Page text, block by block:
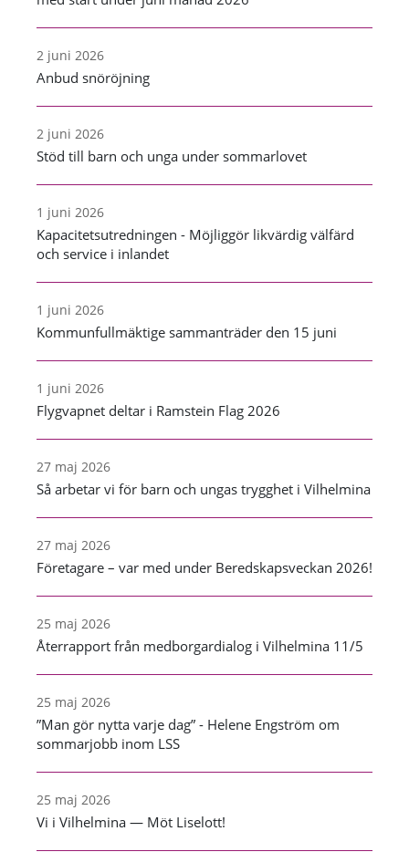
2 juni 2026
Anbud snöröjning
2 juni 2026
Stöd till barn och unga under sommarlovet
1 juni 2026
Kapacitetsutredningen - Möjliggör likvärdig välfärd
och service i inlandet
1 juni 2026
Kommunfullmäktige sammanträder den 15 juni
1 juni 2026
Flygvapnet deltar i Ramstein Flag 2026
27 maj 2026
Så arbetar vi för barn och ungas trygghet i Vilhelmina
27 maj 2026
Företagare – var med under Beredskapsveckan 2026!
25 maj 2026
Återrapport från medborgardialog i Vilhelmina 11/5
25 maj 2026
”Man gör nytta varje dag” - Helene Engström om
sommarjobb inom LSS
25 maj 2026
Vi i Vilhelmina — Möt Liselott!